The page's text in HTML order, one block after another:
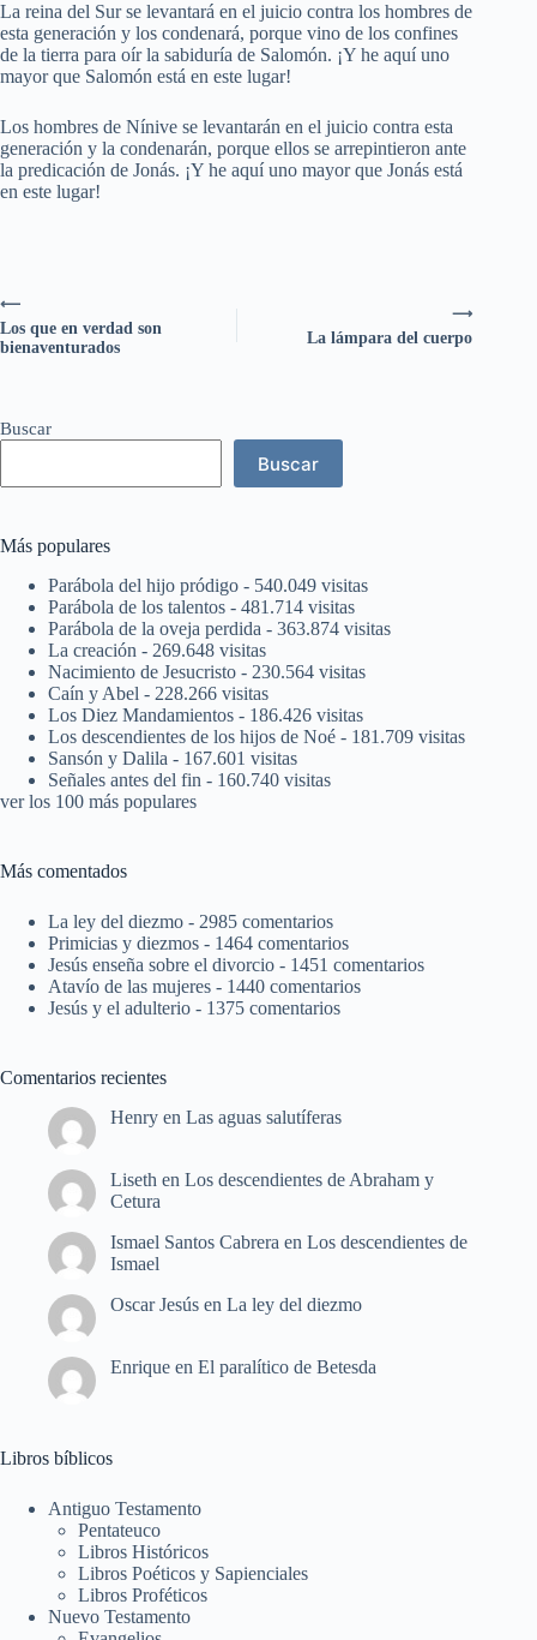
La reina del Sur se levantará en el juicio contra los hombres de
esta generación y los condenará, porque vino de los confines
de la tierra para oír la sabiduría de Salomón. ¡Y he aquí uno
mayor que Salomón está en este lugar!
Los hombres de Nínive se levantarán en el juicio contra esta
generación y la condenarán, porque ellos se arrepintieron ante
la predicación de Jonás. ¡Y he aquí uno mayor que Jonás está
en este lugar!
⟶
La lámpara del cuerpo
⟵
Los que en verdad son
bienaventurados
Buscar
Buscar
Más populares
Parábola del hijo pródigo - 540.049 visitas
Parábola de los talentos - 481.714 visitas
Parábola de la oveja perdida - 363.874 visitas
La creación - 269.648 visitas
Nacimiento de Jesucristo - 230.564 visitas
Caín y Abel - 228.266 visitas
Los Diez Mandamientos - 186.426 visitas
Los descendientes de los hijos de Noé - 181.709 visitas
Sansón y Dalila - 167.601 visitas
Señales antes del fin - 160.740 visitas
ver los 100 más populares
Más comentados
La ley del diezmo - 2985 comentarios
Primicias y diezmos - 1464 comentarios
Jesús enseña sobre el divorcio - 1451 comentarios
Atavío de las mujeres - 1440 comentarios
Jesús y el adulterio - 1375 comentarios
Comentarios recientes
Henry en Las aguas salutíferas
Liseth en Los descendientes de Abraham y
Cetura
Ismael Santos Cabrera en Los descendientes de
Ismael
Oscar Jesús en La ley del diezmo
Enrique en El paralítico de Betesda
Libros bíblicos
Antiguo Testamento
Pentateuco
Libros Históricos
Libros Poéticos y Sapienciales
Libros Proféticos
Nuevo Testamento